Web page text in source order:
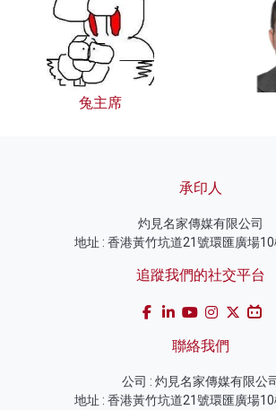
兔主席
承印人
灼見名家傳媒有限公司
地址 : 香港黃竹坑道21號環匯廣場
追蹤我們的社交平台
聯絡我們
公司 : 灼見名家傳媒有限公
地址 : 香港黃竹坑道21號環匯廣場